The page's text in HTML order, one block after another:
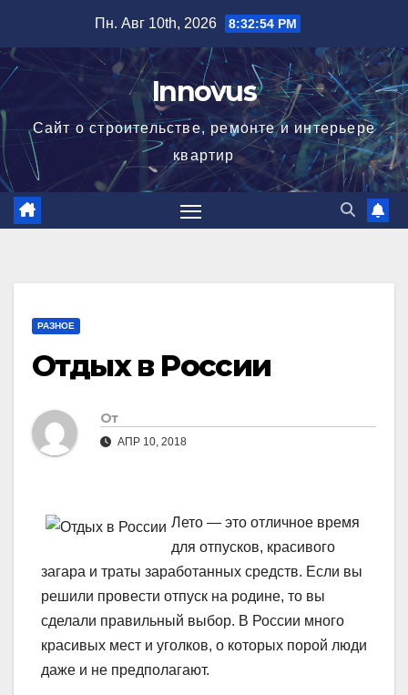
содержимому
Пн. Авг 10th, 2026 8:32:55 PM
Innovus
Сайт о строительстве, ремонте и интерьере
квартир
РАЗНОЕ
Отдых в России
От
АПР 10, 2018
Лето — это отличное время
для отпусков, красивого
загара и траты заработанных средств. Если вы
решили провести отпуск на родине, то вы
сделали правильный выбор. В России много
красивых мест и уголков, о которых порой люди
даже и не предполагают.